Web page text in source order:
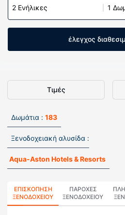
2 Ενήλικες 1
έλεγχος
Τιμές
Δωμάτια : 183
Ξενοδοχειακή αλυσίδα :
Aqua-Aston Hotels & Resorts
ΕΠΙΣΚΌΠΗΣΗ
ΞΕΝΟΔΟΧΕΊΟΥ
ΠΑΡΟΧΕΣ
ΞΕΝΟΔΟΧΕΙΟΥ